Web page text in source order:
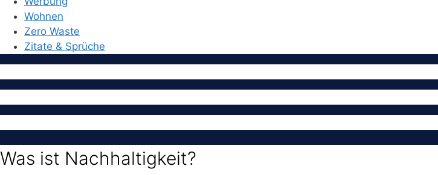
Wohnen
Zero Waste
Zitate & Sprüche
Was ist Nachhaltigkeit?